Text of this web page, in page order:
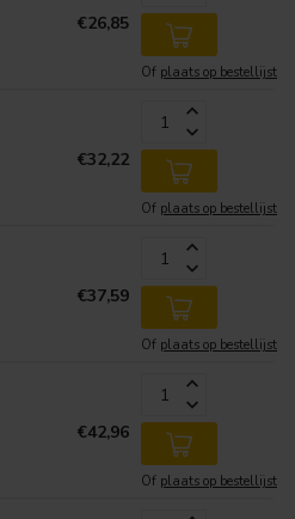
€26,85
Of plaats op bestellijst
€32,22
Of plaats op bestellijst
€37,59
Of plaats op bestellijst
€42,96
Of plaats op bestellijst